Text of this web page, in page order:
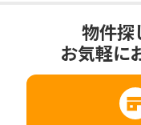
物件探
お気軽に